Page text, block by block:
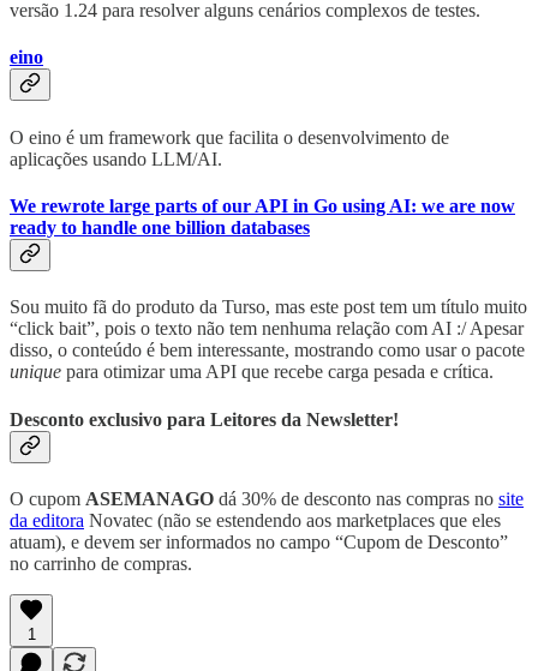
versão 1.24 para resolver alguns cenários complexos de testes.
eino
O eino é um framework que facilita o desenvolvimento de
aplicações usando LLM/AI.
We rewrote large parts of our API in Go using AI: we are now
ready to handle one billion databases
Sou muito fã do produto da Turso, mas este post tem um título muito
“click bait”, pois o texto não tem nenhuma relação com AI :/ Apesar
disso, o conteúdo é bem interessante, mostrando como usar o pacote
unique para otimizar uma API que recebe carga pesada e crítica.
Desconto exclusivo para Leitores da Newsletter!
O cupom ASEMANAGO dá 30% de desconto nas compras no site
da editora Novatec (não se estendendo aos marketplaces que eles
atuam), e devem ser informados no campo “Cupom de Desconto”
no carrinho de compras.
1